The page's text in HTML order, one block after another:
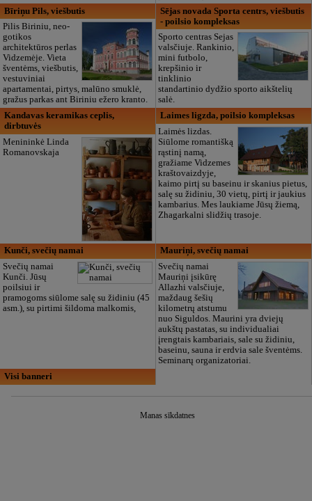
Bīriņu Pils, viešbutis
Pilis Biriniu, neo-
gotikos
architektūros perlas
Vidzemėje. Vieta
šventėms, viešbutis,
vestuviniai
apartamentai, pirtys, malūno smuklė,
gražus parkas ant Biriniu ežero kranto.
Sējas novada Sporta centrs, viešbutis
- poilsio kompleksas
Sporto centras Sejas
valsčiuje. Rankinio,
mini futbolo,
krepšinio ir
tinklinio
standartinio dydžio sporto aikštelių
salė.
Kandavas keramikas ceplis,
dirbtuvės
Menininkė Linda
Romanovskaja
Laimes ligzda, poilsio kompleksas
Laimės lizdas.
Siūlome romantišką
rąstinį namą,
gražiame Vidzemes
kraštovaizdyje,
kaimo pirtį su baseinu ir skanius pietus,
salę su židiniu, 30 vietų, pirtį ir jaukius
kambarius. Mes laukiame Jūsų žiemą,
Zhagarkalni slidžių trasoje.
Kunči, svečių namai
Svečių namai
Kunči. Jūsų
poilsiui ir
pramogoms siūlome salę su židiniu (45
asm.), su pirtimi šildoma malkomis,
Mauriņi, svečių namai
Svečių namai
Mauriņi įsikūrę
Allazhi valsčiuje,
maždaug šešių
kilometrų atstumu
nuo Siguldos. Maurini yra dviejų
aukštų pastatas, su individualiai
įrengtais kambariais, sale su židiniu,
baseinu, sauna ir erdvia sale šventėms.
Seminarų organizatoriai.
Visi banneri
Manas sīkdatnes